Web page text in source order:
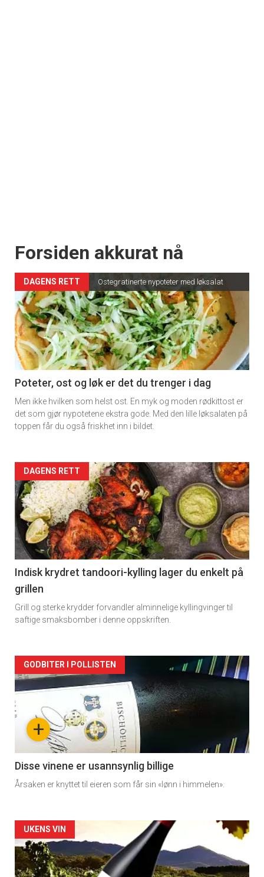
Forsiden akkurat nå
DAGENS RETT Ostegratinerte nypoteter med løksalat
Poteter, ost og løk er det du trenger i dag
Men ikke hvilken som helst ost. En myk og moden rødkittost er
det som gjør nypotetene ekstra gode. Med den lille løksalaten på
toppen får du også friskhet inn i bildet.
Forsiden
akkurat
nå
-
2
DAGENS RETT
Indisk krydret tandoori-kylling lager du enkelt på
grillen
Grill og sterke krydder forvandler alminnelige kyllingvinger til
saftige smaksbomber i denne oppskriften.
Forsiden
akkurat
nå
3
+
GODBITER I POLLISTEN
Disse vinene er usannsynlig billige
Årsaken er knyttet til eieren som får sin «lønn i himmelen».
Forsiden
akkurat
UKENS VIN